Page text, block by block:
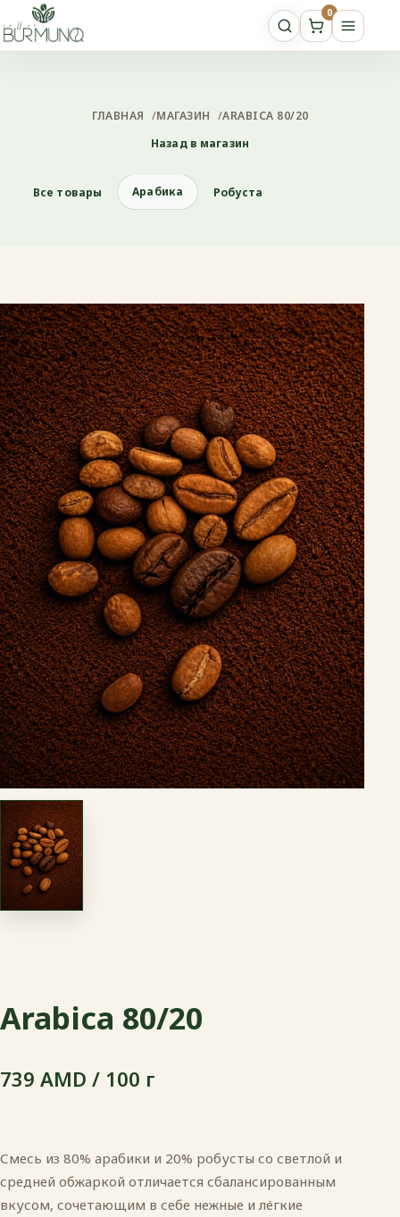
0
ГЛАВНАЯ /МАГАЗИН /ARABICA 80/20
Назад в магазин
Все товары Арабика Робуста
Arabica 80/20
739 AMD / 100 г
Смесь из 80% арабики и 20% робусты со светлой и
средней обжаркой отличается сбалансированным
вкусом, сочетающим в себе нежные и лёгкие